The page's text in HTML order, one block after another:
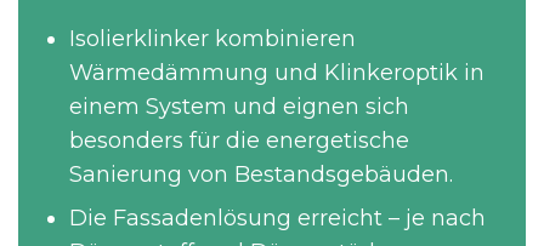
Isolierklinker kombinieren
Wärmedämmung und Klinkeroptik in
einem System und eignen sich
besonders für die energetische
Sanierung von Bestandsgebäuden.
Die Fassadenlösung erreicht – je nach